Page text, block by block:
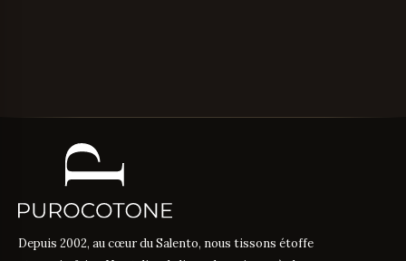
Depuis 2002, au cœur du Salento, nous tissons étoffe